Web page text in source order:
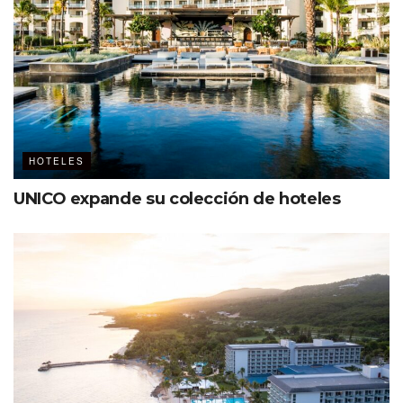
especializado en bodas de destino. Los expertos en
romance del hotel trabajan mano a mano con los
organizadores para asegurar que cada detalle refleje los
sueños de sus clientes. Desde ceremonias íntimas hasta
recepciones elegantes en sus locaciones multifuncionales,
el equipo de Fairmont se encarga de personalizar cada
HOTELES
UNICO expande su colección de hoteles